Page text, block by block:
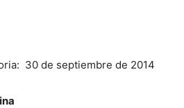
30 de septiembre de 2014